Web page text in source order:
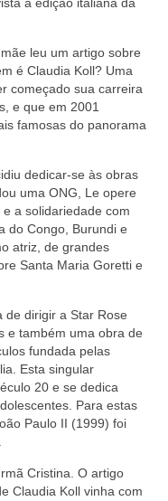
leu um artigo sobre
é Claudia Koll? Uma
começado sua carreira
e que em 2001
famosas do panorama
dedicar-se às obras
uma ONG, Le opere
a solidariedade com
do Congo, Burundi e
atriz, de grandes
Santa Maria Goretti e
de dirigir a Star Rose
e também uma obra de
fundada pelas
Esta singular
20 e se dedica
Para estas
Paulo II (1999) foi
Cristina. O artigo
Claudia Koll vinha com